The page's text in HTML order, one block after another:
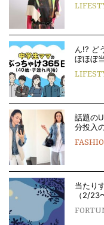
ん!? ど
ぼほぼ
話題の
分投入
当たり
（2/23